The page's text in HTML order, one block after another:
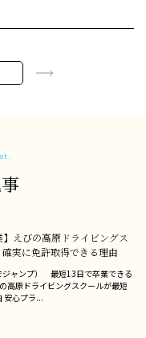
】えびの高原ドライビングス
実に免許取得できる理由
ャンプ） 最短13日で卒業できる
高原ドライビングスクールが最短
安心プラ...